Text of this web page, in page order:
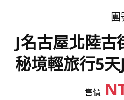
團
J名古屋北陸古
秘境輕旅行5天
售價